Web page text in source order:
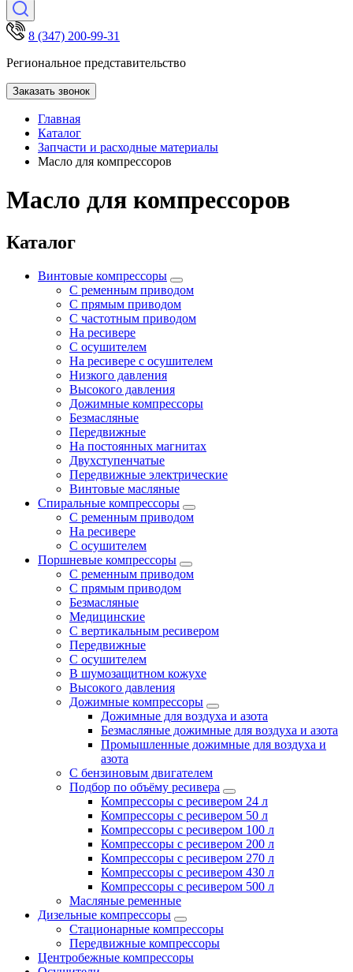
8 (347) 200-99-31
Региональное представительство
Заказать звонок
Главная
Каталог
Запчасти и расходные материалы
Масло для компрессоров
Масло для компрессоров
Каталог
Винтовые компрессоры
С ременным приводом
С прямым приводом
С частотным приводом
На ресивере
С осушителем
На ресивере с осушителем
Низкого давления
Высокого давления
Дожимные компрессоры
Безмасляные
Передвижные
На постоянных магнитах
Двухступенчатые
Передвижные электрические
Винтовые масляные
Спиральные компрессоры
С ременным приводом
На ресивере
С осушителем
Поршневые компрессоры
С ременным приводом
С прямым приводом
Безмасляные
Медицинские
С вертикальным ресивером
Передвижные
С осушителем
В шумозащитном кожухе
Высокого давления
Дожимные компрессоры
Дожимные для воздуха и азота
Безмасляные дожимные для воздуха и азота
Промышленные дожимные для воздуха и
азота
С бензиновым двигателем
Подбор по объёму ресивера
Компрессоры с ресивером 24 л
Компрессоры с ресивером 50 л
Компрессоры с ресивером 100 л
Компрессоры с ресивером 200 л
Компрессоры с ресивером 270 л
Компрессоры с ресивером 430 л
Компрессоры с ресивером 500 л
Масляные ременные
Дизельные компрессоры
Стационарные компрессоры
Передвижные компрессоры
Центробежные компрессоры